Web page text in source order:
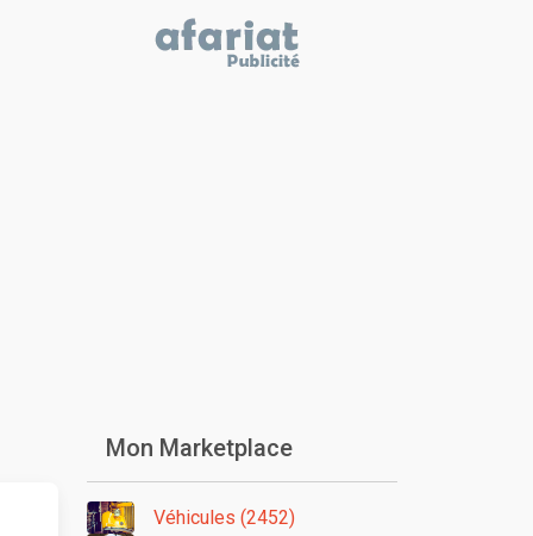
Mon Marketplace
Véhicules (2452)